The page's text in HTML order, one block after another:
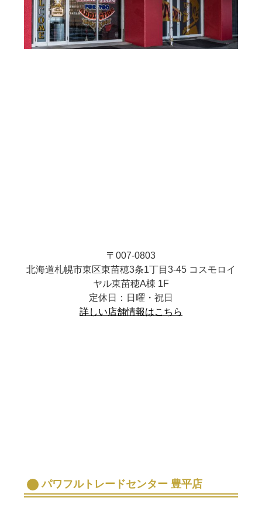
〒007-0803
北海道札幌市東区東苗穂3条1丁目3-45 コスモロイ
ヤル東苗穂A棟 1F
定休日：日曜・祝日
詳しい店舗情報はこちら
パワフルトレードセンター 豊平店